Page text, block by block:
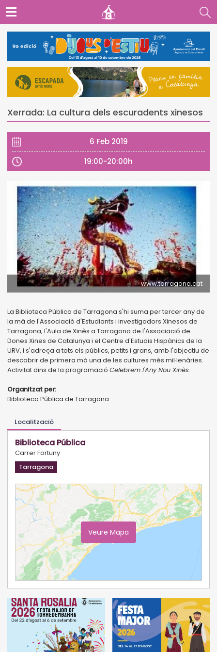
Xerrada: La cultura dels escuradents xinesos
6 Feb 2019
19:00-20:00h
www.tarragona.cat
La Biblioteca Pública de Tarragona s'hi suma per tercer any de
la mà de l'Associació d'Estudiants i investigadors Xinesos de
Tarragona, l'Aula de Xinès a Tarragona de l'Associació de
Dones Xines de Catalunya i el Centre d'Estudis Hispànics de la
URV, i s'adreça a tots els públics, petits i grans, amb l'objectiu de
descobrir de primera mà una de les cultures més mil·lenàries.
Activitat dins de la programació Celebrem l'Any Nou Xinès.
Organitzat per:
Biblioteca Pública de Tarragona
Localització
Biblioteca Pública
Carrer Fortuny
Tarragona
Veure Mapa